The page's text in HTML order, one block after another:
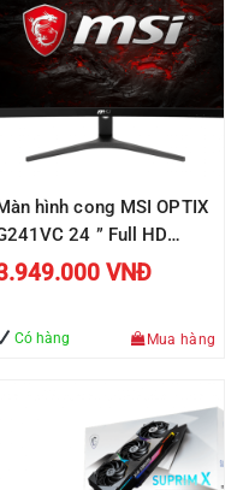
hình cong MSI OPTIX
24 ” Full HD
x 1080 1ms 75Hz
VNĐ
Có hàng Mua hàng